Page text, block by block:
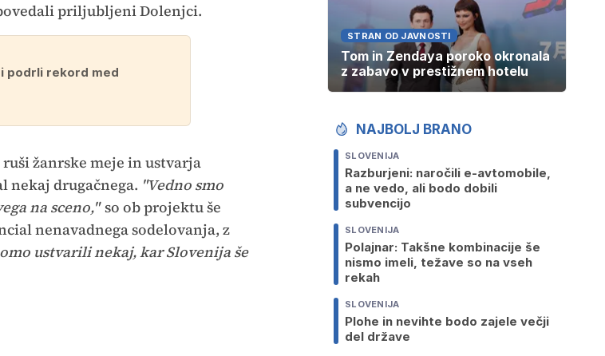
priljubljeni Dolenjci.
podrli rekord med
žanrske meje in ustvarja
nekaj drugačnega. "Vedno smo
na sceno,"so ob projektu še
nenavadnega sodelovanja, z
ustvarili nekaj, kar Slovenija še
STRAN OD JAVNOSTI
Tom in Zendaya poroko okronala
z zabavo v prestižnem hotelu
NAJBOLJ BRANO
SLOVENIJA
Razburjeni: naročili e-avtomobile,
a ne vedo, ali bodo dobili
subvencijo
SLOVENIJA
Polajnar: Takšne kombinacije še
nismo imeli, težave so na vseh
rekah
SLOVENIJA
Plohe in nevihte bodo zajele večji
del države